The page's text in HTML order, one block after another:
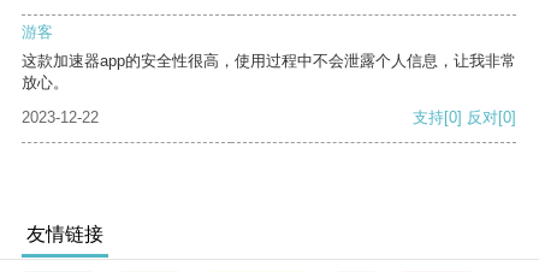
游客
这款加速器app的安全性很高，使用过程中不会泄露个人信息，让我非常
放心。
2023-12-22
支持[0] 反对[0]
友情链接